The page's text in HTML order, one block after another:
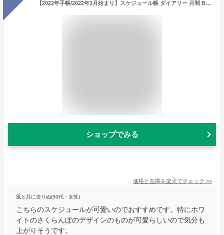
【2022年手帳/2022年3月始まり】スケジュール帳 ダイアリー 月間 B6 マンスリー プチフルーツ (グリーン/ホワイト/ピンク)《おしゃれ/大人/かわいい/可愛い》
ショップでみる
価格と在庫を楽天でチェック >>
風と共に去りぬ(30代・女性)
こちらのスケジュールが可愛いのでおすすめです。特にホワ
イトのさくらんぼのデザインのものが可愛らしいので気分も
上がりそうです。